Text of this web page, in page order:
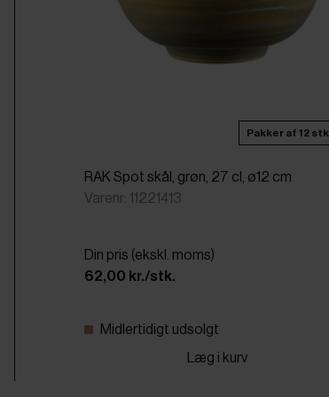
Pakker af 12 stk.
RAK Spot skål, grøn, 27 cl, ø12 cm
Varenr: 11221413
Din pris (ekskl. moms)
62,00 kr./stk.
Midlertidigt udsolgt
Læg i kurv